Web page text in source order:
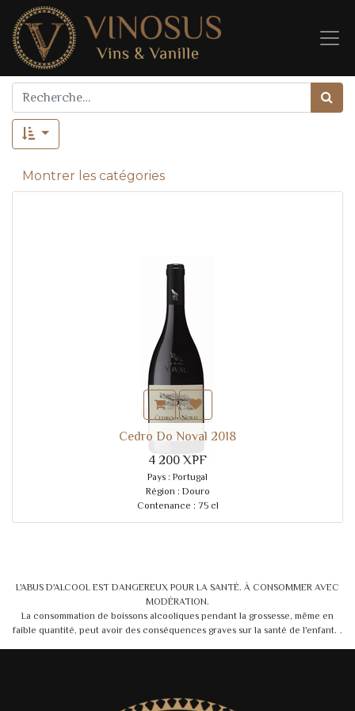
Montrer les catégories
Cedro Do Noval 2018
4 200XPF
Pays : Portugal
Région : Douro
Contenance : 75 cl
Cépages : 50 % Touriga Nacional, 25 % Syrah, 20 % Touriga Francesa, 5 %
L'ABUS D'ALCOOL EST DANGEREUX POUR LA SANTÉ. À CONSOMMER AVEC
MODÉRATION.
La consommation de boissons alcooliques pendant la grossesse, même en
faible quantité, peut avoir des conséquences graves sur la santé de l'enfant. .